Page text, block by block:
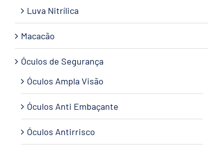
Luva Nitrílica
Macacão
Óculos de Segurança
Óculos Ampla Visão
Óculos Anti Embaçante
Óculos Antirrisco